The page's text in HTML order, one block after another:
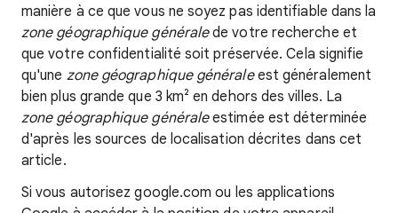
manière à ce que vous ne soyez pas identifiable dans la
zone géographique généralede votre recherche et
que votre confidentialité soit préservée. Cela signifie
qu'une zone géographique généraleest généralement
bien plus grande que 3 km² en dehors des villes. La
zone géographique généraleestimée est déterminée
d'après les sources de localisation décrites dans cet
article.
Si vous autorisez google.com ou les applications